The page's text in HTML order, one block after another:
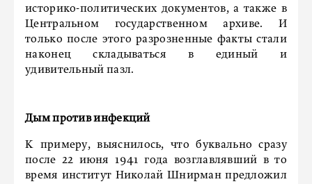
историко-политических документов, а также в
Центральном государственном архиве. И
только после этого разрозненные факты стали
наконец складываться в единый и
удивительный пазл.
Дым против инфекций
К примеру, выяснилось, что буквально сразу
после 22 июня 1941 года возглавлявший в то
время институт Николай Шнирман предложил